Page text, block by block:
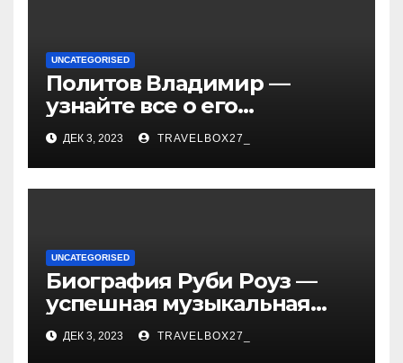
UNCATEGORISED
Политов Владимир —
узнайте все о его
биографии, возрасте и
впечатляющих
достижениях!
ДЕК 3, 2023 TRAVELBOX27_
UNCATEGORISED
Биография Руби Роуз —
успешная музыкальная
карьера, личная жизнь и
знаковые достижения
ДЕК 3, 2023 TRAVELBOX27_